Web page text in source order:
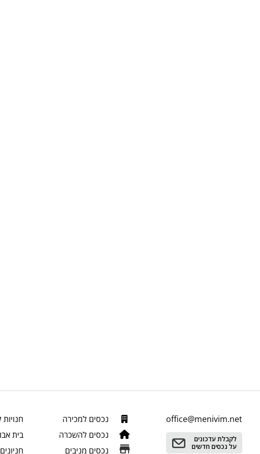
office@menivim.net
לקבלת עדכונים
על נכסים חדשים
נכסים למכירה
נכסים להשכרה
נכסים מניבים
חנויות
בית
חניונים